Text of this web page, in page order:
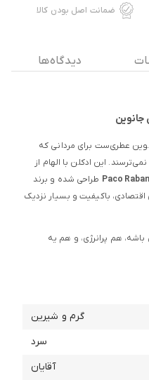
ضمانت اصل بودن کالا
دیدگاه ها
عطری‌ست برای مردانی که
این ادکلن با الهام از
Paco طراحی شده و برند
باکیفیت و بسیار نزدیک
هم پرانرژی، و هم یه
که دوست دارن با استایل
رو القا کنن. چه در مهمونی
طراحی حرفه‌ای جانوین، باعث
گرم و شیرین
سرد
آقایان